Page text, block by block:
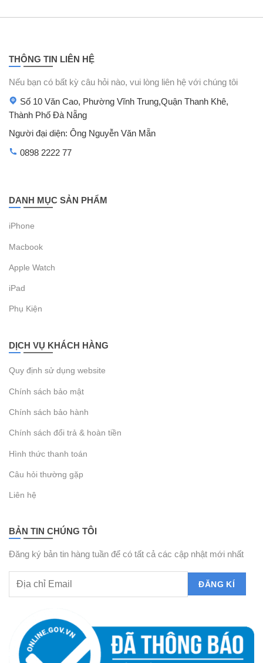
THÔNG TIN LIÊN HỆ
Nếu bạn có bất kỳ câu hỏi nào, vui lòng liên hệ với chúng tôi
Số 10 Văn Cao, Phường Vĩnh Trung,Quận Thanh Khê,
Thành Phố Đà Nẵng
Người đại diện: Ông Nguyễn Văn Mẵn
0898 2222 77
DANH MỤC SẢN PHẨM
iPhone
Macbook
Apple Watch
iPad
Phụ Kiện
DỊCH VỤ KHÁCH HÀNG
Quy định sử dụng website
Chính sách bảo mật
Chính sách bảo hành
Chính sách đổi trả & hoàn tiền
Hình thức thanh toán
Câu hỏi thường gặp
Liên hệ
BẢN TIN CHÚNG TÔI
Đăng ký bản tin hàng tuần để có tất cả các cập nhật mới nhất